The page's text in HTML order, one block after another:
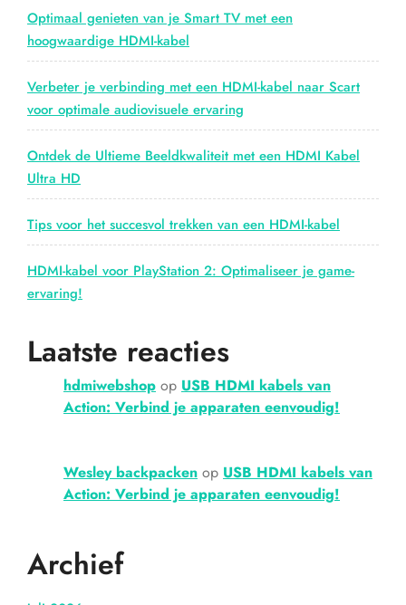
Optimaal genieten van je Smart TV met een
hoogwaardige HDMI-kabel
Verbeter je verbinding met een HDMI-kabel naar Scart
voor optimale audiovisuele ervaring
Ontdek de Ultieme Beeldkwaliteit met een HDMI Kabel
Ultra HD
Tips voor het succesvol trekken van een HDMI-kabel
HDMI-kabel voor PlayStation 2: Optimaliseer je game-
ervaring!
Laatste reacties
hdmiwebshop op USB HDMI kabels van
Action: Verbind je apparaten eenvoudig!
Wesley backpacken op USB HDMI kabels van
Action: Verbind je apparaten eenvoudig!
Archief